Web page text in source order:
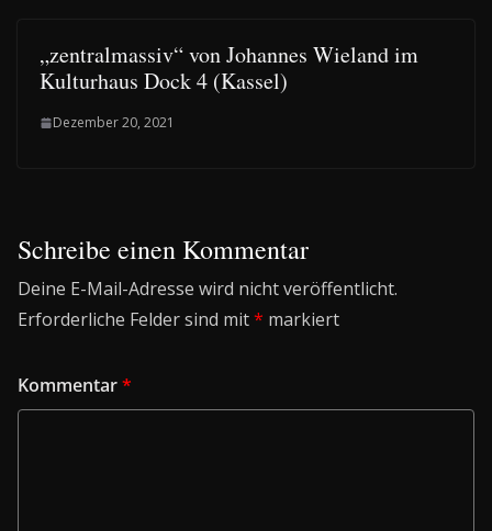
„zentralmassiv“ von Johannes Wieland im
Kulturhaus Dock 4 (Kassel)
Dezember 20, 2021
Schreibe einen Kommentar
Deine E-Mail-Adresse wird nicht veröffentlicht.
Erforderliche Felder sind mit* markiert
Kommentar*